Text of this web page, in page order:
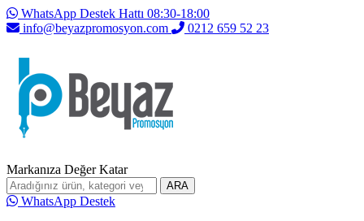
WhatsApp Destek Hattı 08:30-18:00
info@beyazpromosyon.com
0212 659 52 23
Markanıza Değer Katar
ARA
WhatsApp Destek